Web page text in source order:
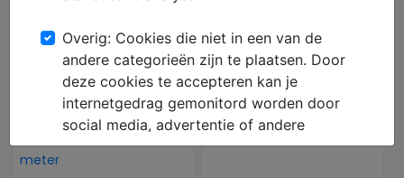
- Transportband 3.47
meter